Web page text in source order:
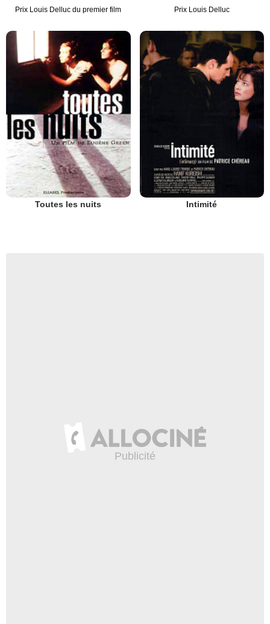
Prix Louis Delluc du premier film
Toutes les nuits
Prix Louis Delluc
Intimité